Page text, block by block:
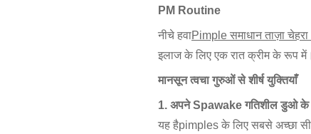
PM Routine
नीचे हवाPimple समाधान ताज़ा चेहरा
इलाज के लिए एक रात क्रीम के रूप में।
मानसून त्वचा गुरुओं से शीर्ष युक्तियाँ
1. अपने Spawake गतिशील डुओ के
यह हैpimples के लिए सबसे अच्छा